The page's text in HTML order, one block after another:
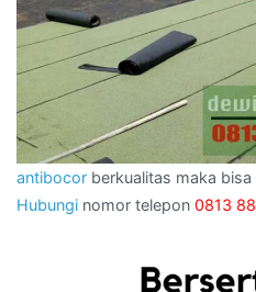
antibocor berkualitas maka
Hubungi nomor telepon 0813